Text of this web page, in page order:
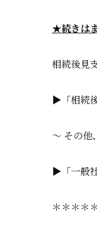
★続きは
相続後見
▶「相続
～ その他
▶「一般
＊＊＊＊